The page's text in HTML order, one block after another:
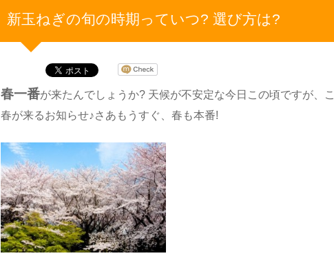
新玉ねぎの旬の時期っていつ? 選び方は?
春一番が来たんでしょうか? 天候が不安定な今日この頃ですが、
春が来るお知らせ♪さあもうすぐ、春も本番!